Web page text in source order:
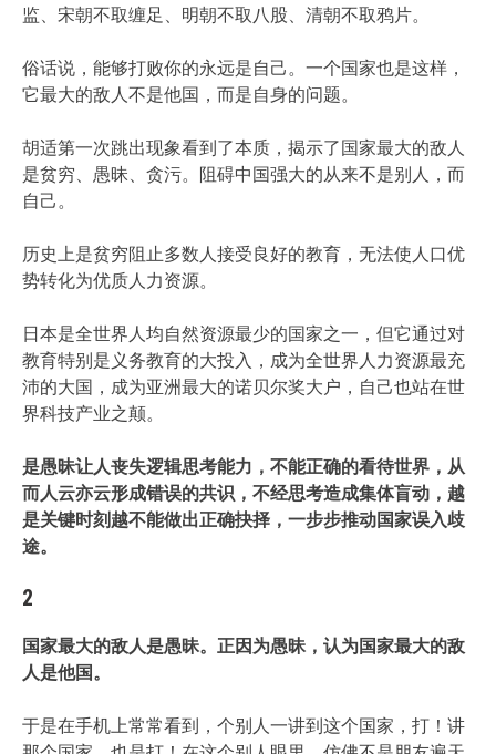
监、宋朝不取缠足、明朝不取八股、清朝不取鸦片。
俗话说，能够打败你的永远是自己。一个国家也是这样，
它最大的敌人不是他国，而是自身的问题。
胡适第一次跳出现象看到了本质，揭示了国家最大的敌人
是贫穷、愚昧、贪污。阻碍中国强大的从来不是别人，而
自己。
历史上是贫穷阻止多数人接受良好的教育，无法使人口优
势转化为优质人力资源。
日本是全世界人均自然资源最少的国家之一，但它通过对
教育特别是义务教育的大投入，成为全世界人力资源最充
沛的大国，成为亚洲最大的诺贝尔奖大户，自己也站在世
界科技产业之颠。
是愚昧让人丧失逻辑思考能力，不能正确的看待世界，从
而人云亦云形成错误的共识，不经思考造成集体盲动，越
是关键时刻越不能做出正确抉择，一步步推动国家误入歧
途。
2
国家最大的敌人是愚昧。正因为愚昧，认为国家最大的敌
人是他国。
于是在手机上常常看到，个别人一讲到这个国家，打！讲